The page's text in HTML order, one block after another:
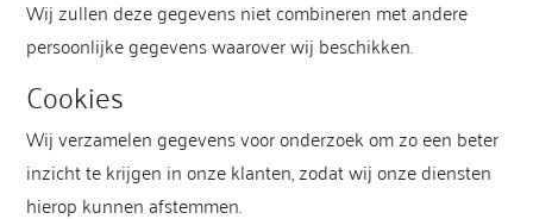
Wij zullen deze gegevens niet combineren met andere
persoonlijke gegevens waarover wij beschikken.
Cookies
Wij verzamelen gegevens voor onderzoek om zo een beter
inzicht te krijgen in onze klanten, zodat wij onze diensten
hierop kunnen afstemmen.